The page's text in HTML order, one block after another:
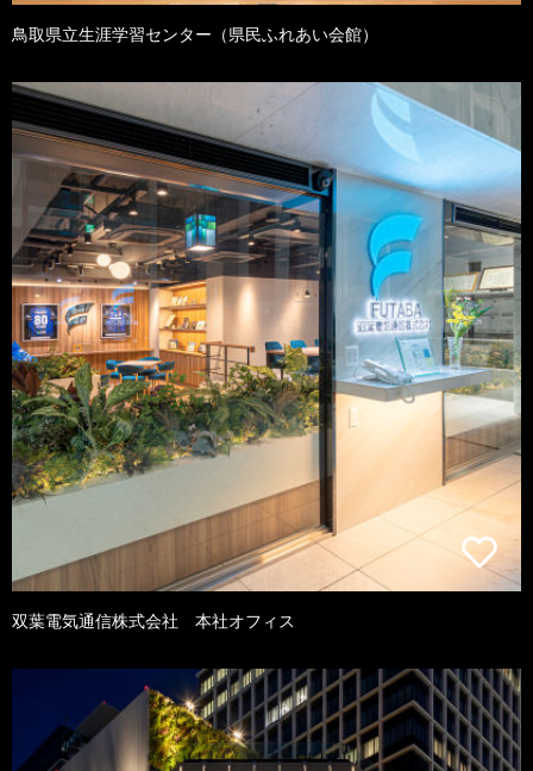
鳥取県立生涯学習センター（県民ふれあい会館）
双葉電気通信株式会社 本社オフィス